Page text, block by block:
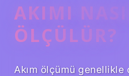
AKIMI NASIL
ÖLÇÜLÜR?
Akım ölçümü